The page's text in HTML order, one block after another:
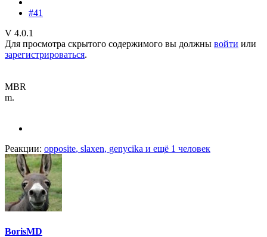
#41
V 4.0.1
Для просмотра скрытого содержимого вы должны войти или
зарегистрироваться.
MBR
m.
Реакции: opposite, slaxen, genycika и ещё 1 человек
BorisMD